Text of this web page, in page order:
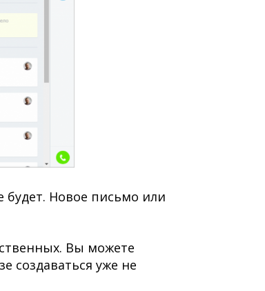
будет. Новое письмо или
Вы можете
создаваться уже не